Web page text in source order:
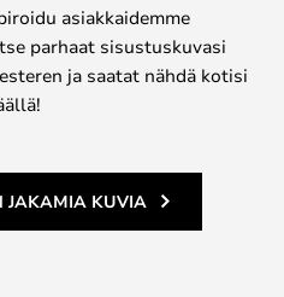
asiakkaidemme
parhaat sisustuskuvasi
ja saatat nähdä kotisi
JAKAMIA KUVIA